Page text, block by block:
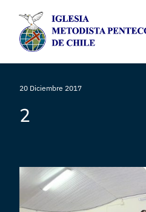
20 Diciembre 2017
2